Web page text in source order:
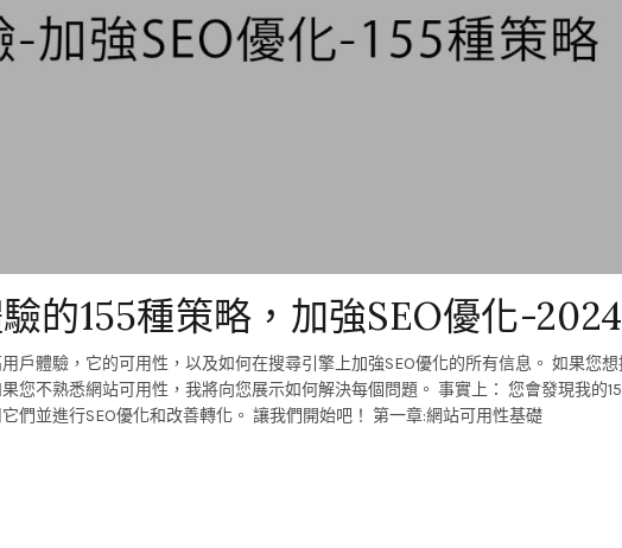
的155種策略，加強SEO優化-2024
，它的可用性，以及如何在搜尋引擎上加強SEO優化的所有信息。 如果您想提高
網站可用性獲勝公式。 您可以在閱讀後立即應用它們並進行SEO優化和改善轉化。 讓我們開始吧！ 第一章:網站可用性基礎